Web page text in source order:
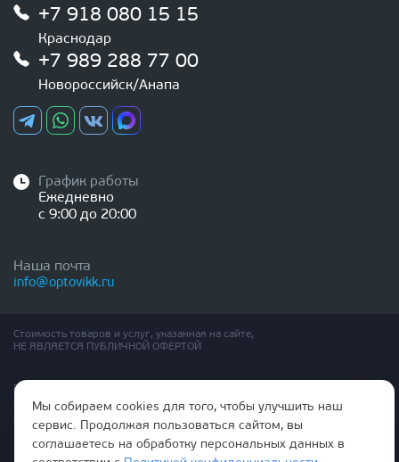
+7 918 080 15 15
Краснодар
+7 989 288 77 00
Новороссийск/Анапа
График работы
Ежедневно
с 9:00 до 20:00
Наша почта
info@optovikk.ru
Стоимость товаров и услуг, указанная на сайте,
НЕ ЯВЛЯЕТСЯ ПУБЛИЧНОЙ ОФЕРТОЙ
Правила эксплутации входных и межкомнатных дверей
Политика обработки персональных данных
Согласие на обработку персональных данных
Мы собираем cookies для того, чтобы улучшить наш
сервис. Продолжая пользоваться сайтом, вы
соглашаетесь на обработку персональных данных в